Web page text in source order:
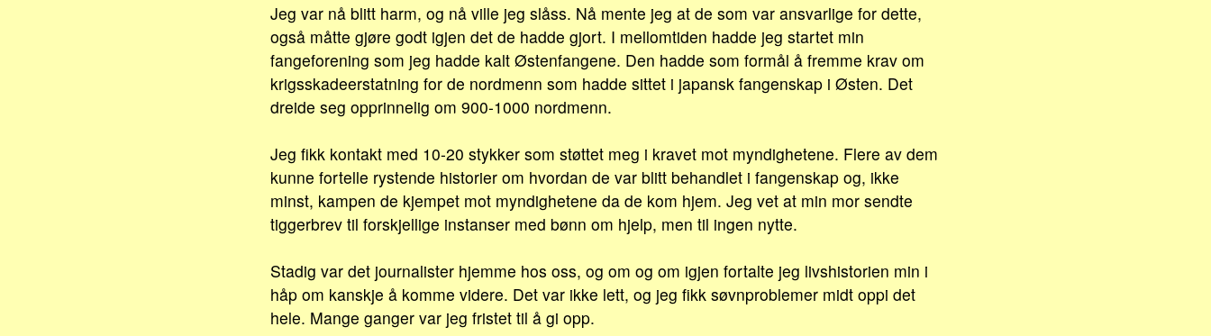
Jeg var nå blitt harm, og nå ville jeg slåss. Nå mente jeg at de som var ansvarlige for dette,
også måtte gjøre godt igjen det de hadde gjort. I mellomtiden hadde jeg startet min
fangeforening som jeg hadde kalt Østenfangene. Den hadde som formål å fremme krav om
krigsskadeerstatning for de nordmenn som hadde sittet i japansk fangenskap i Østen. Det
dreide seg opprinnelig om 900-1000 nordmenn.
Jeg fikk kontakt med 10-20 stykker som støttet meg i kravet mot myndighetene. Flere av dem
kunne fortelle rystende historier om hvordan de var blitt behandlet i fangenskap og, ikke
minst, kampen de kjempet mot myndighetene da de kom hjem. Jeg vet at min mor sendte
tiggerbrev til forskjellige instanser med bønn om hjelp, men til ingen nytte.
Stadig var det journalister hjemme hos oss, og om og om igjen fortalte jeg livshistorien min i
håp om kanskje å komme videre. Det var ikke lett, og jeg fikk søvnproblemer midt oppi det
hele. Mange ganger var jeg fristet til å gi opp.